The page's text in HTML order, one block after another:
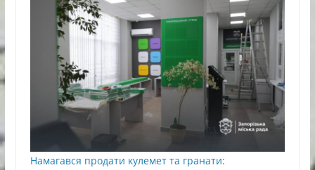
Намагався продати кулемет та гранати: